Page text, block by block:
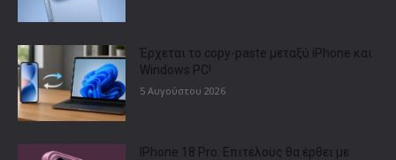
Έρχεται το copy-paste μεταξύ iPhone και
Windows PC!
5 Αυγούστου 2026
IPhone 18 Pro: Επιτέλους θα έρθει με